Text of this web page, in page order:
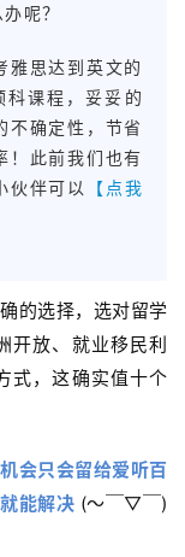
呢？
雅思达到英文的
课程，妥妥的
不确定性，节省
！此前我们也有
伙伴可以
【点我
的选择，选对留学
开放、就业移民利
式，这确实值十个
机会只会留给爱听百
能解决 (～￣▽￣)